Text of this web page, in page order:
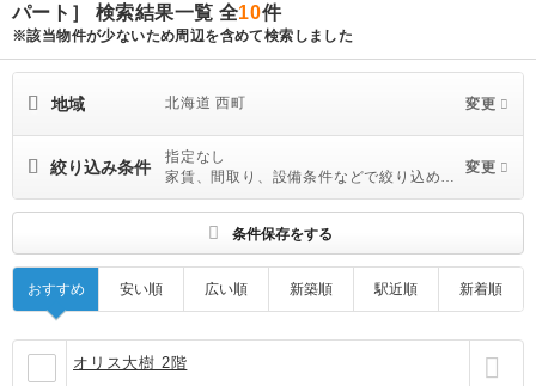
パート］ 検索結果一覧 全10件
※該当物件が少ないため周辺を含めて検索しました
地域 北海道 西町 変更
絞り込み条件
指定なし
家賃、間取り、設備条件などで絞り込めま
す
変更
条件保存をする
おすすめ 安い順 広い順 新築順 駅近順 新着順
オリス大樹 2階